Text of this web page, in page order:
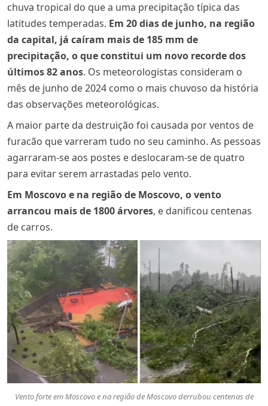
chuva tropical do que a uma precipitação típica das
latitudes temperadas. Em 20 dias de junho, na região
da capital, já caíram mais de 185 mm de
precipitação, o que constitui um novo recorde dos
últimos 82 anos. Os meteorologistas consideram o
mês de junho de 2024 como o mais chuvoso da história
das observações meteorológicas.
A maior parte da destruição foi causada por ventos de
furacão que varreram tudo no seu caminho. As pessoas
agarraram-se aos postes e deslocaram-se de quatro
para evitar serem arrastadas pelo vento.
Em Moscovo e na região de Moscovo, o vento
arrancou mais de 1800 árvores, e danificou centenas
de carros.
Vento forte em Moscovo e na região de Moscovo derrubou centenas de